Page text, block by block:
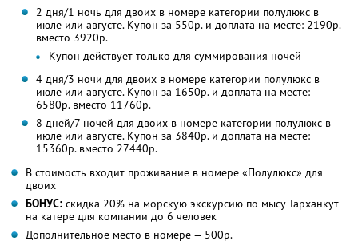
2 дня/1 ночь для двоих в номере категории полулюкс в
июле или августе. Купон за 550р. и доплата на месте: 2190р.
вместо 3920р.
Купон действует только для суммирования ночей
4 дня/3 ночи для двоих в номере категории полулюкс в
июле или августе. Купон за 1650р. и доплата на месте:
6580р. вместо 11760р.
8 дней/7 ночей для двоих в номере категории полулюкс в
июле или августе. Купон за 3840р. и доплата на месте:
15360р. вместо 27440р.
В стоимость входит проживание в номере «Полулюкс» для
двоих
БОНУС: скидка 20% на морскую экскурсию по мысу Тарханкут
на катере для компании до 6 человек
Дополнительное место в номере — 500р.